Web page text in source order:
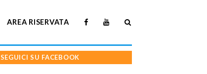
AREA RISERVATA
SEGUICI SU FACEBOOK